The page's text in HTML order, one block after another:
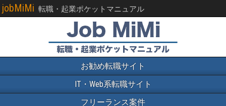
jobMiMi 転職・起業ポケットマニュアル
お勧め転職サイト
IT・Web系転職サイト
フリーランス案件